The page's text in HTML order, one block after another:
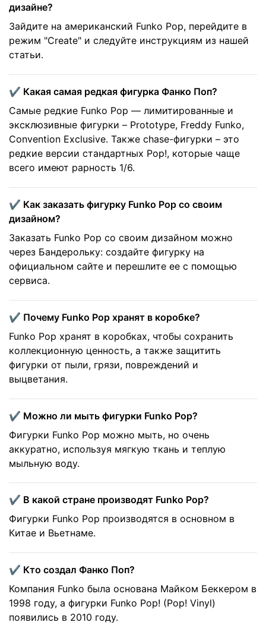
дизайне?
Зайдите на американский Funko Pop, перейдите в
режим "Create" и следуйте инструкциям из нашей
статьи.
✔️ Какая самая редкая фигурка Фанко Поп?
Самые редкие Funko Pop — лимитированные и
эксклюзивные фигурки – Prototype, Freddy Funko,
Convention Exclusive. Также сhase-фигурки – это
редкие версии стандартных Pop!, которые чаще
всего имеют рарность 1/6.
✔️ Как заказать фигурку Funko Pop со своим
дизайном?
Заказать Funko Pop со своим дизайном можно
через Бандерольку: создайте фигурку на
официальном сайте и перешлите ее с помощью
сервиса.
✔️ Почему Funko Pop хранят в коробке?
Funko Pop хранят в коробках, чтобы сохранить
коллекционную ценность, а также защитить
фигурки от пыли, грязи, повреждений и
выцветания.
✔️ Можно ли мыть фигурки Funko Pop?
Фигурки Funko Pop можно мыть, но очень
аккуратно, используя мягкую ткань и теплую
мыльную воду.
✔️ В какой стране производят Funko Pop?
Фигурки Funko Pop производятся в основном в
Китае и Вьетнаме.
✔️ Кто создал Фанко Поп?
Компания Funko была основана Майком Беккером в
1998 году, а фигурки Funko Pop! (Pop! Vinyl)
появились в 2010 году.